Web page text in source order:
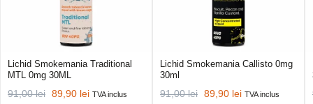
Lichid Smokemania Traditional
MTL 0mg 30ML
91,00lei 89,90 lei TVA inclus
Lichid Smokemania Callisto 0mg
30ml
91,00lei 89,90 lei TVA inclus